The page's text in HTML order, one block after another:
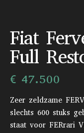
Fiat
Full
€ 47.500
Zeer zeldzame
slechts 600 stuks
staat voor FERrari